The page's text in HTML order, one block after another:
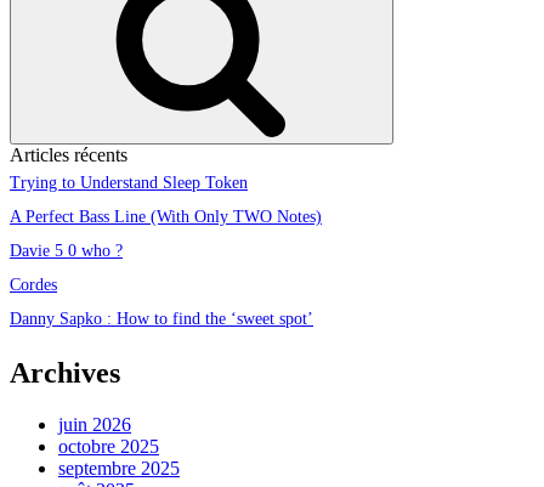
Articles récents
Trying to Understand Sleep Token
A Perfect Bass Line (With Only TWO Notes)
Davie 5 0 who ?
Cordes
Danny Sapko : How to find the ‘sweet spot’
Archives
juin 2026
octobre 2025
septembre 2025